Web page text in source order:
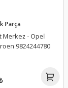
Parça
Merkez - Opel
9824244780